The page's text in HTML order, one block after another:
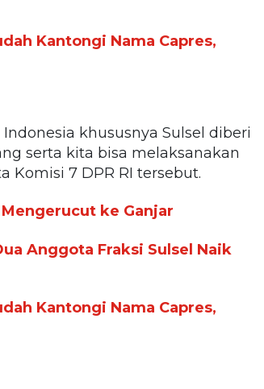
Kantongi Nama Capres,
khususnya Sulsel diberi
serta kita bisa melaksanakan
Komisi 7 DPR RI tersebut.
ke Ganjar
Anggota Fraksi Sulsel Naik
Kantongi Nama Capres,